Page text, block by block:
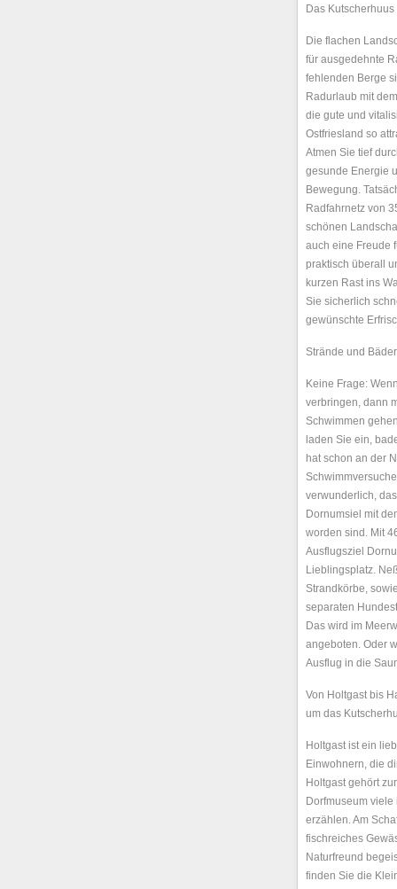
Das
Die flachen
für ausgedehnte
fehlenden Berge
Radurlaub mit
die gute und
Ostfriesland so
Atmen Sie tief
gesunde Energie
Bewegung.
Radfahrnetz von
schönen
auch eine Freude
praktisch überall
kurzen Rast ins
Sie sicherlich
gewünschte
Strände und
Keine Frage:
verbringen, dann
Schwimmen
laden Sie ein,
hat schon an der
verwunderlich,
Dornumsiel mit
worden sind. Mit
Ausflugsziel
Lieblingsplatz.
Strandkörbe,
separaten
Das wird im
angeboten. Oder
Ausflug in die
Von Holtgast bis
um das
Holtgast ist ein
Einwohnern, die
Holtgast gehört
Dorfmuseum
erzählen. Am
fischreiches
Naturfreund
finden Sie die